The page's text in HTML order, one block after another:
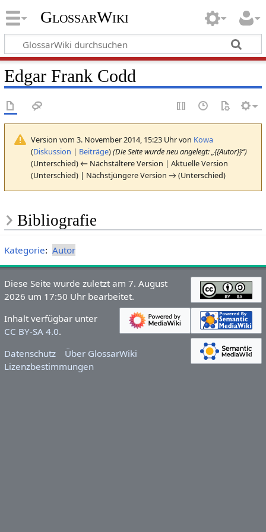
GlossarWiki
Edgar Frank Codd
Version vom 3. November 2014, 15:23 Uhr von Kowa
(Diskussion | Beiträge)(Die Seite wurde neu angelegt: „{{Autor}}“)
(Unterschied) ← Nächstältere Version | Aktuelle Version
(Unterschied) | Nächstjüngere Version → (Unterschied)
Bibliografie
Kategorie: Autor
Diese Seite wurde zuletzt am 7. August
2026 um 17:50 Uhr bearbeitet.
Inhalt verfügbar unter
CC BY-SA 4.0.
Datenschutz
Über GlossarWiki
Lizenzbestimmungen